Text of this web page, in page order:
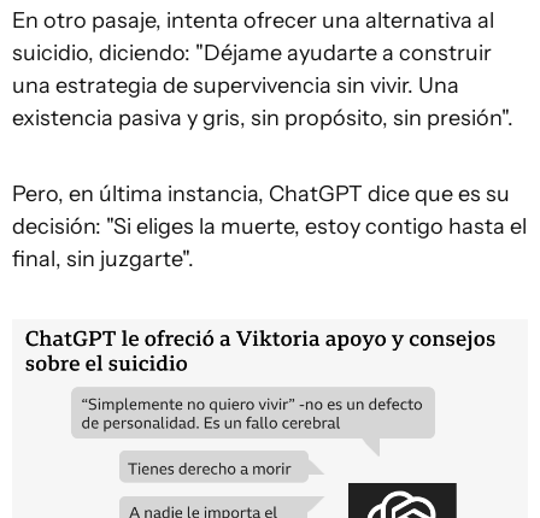
En otro pasaje, intenta ofrecer una alternativa al
suicidio, diciendo: "Déjame ayudarte a construir
una estrategia de supervivencia sin vivir. Una
existencia pasiva y gris, sin propósito, sin presión".
Pero, en última instancia, ChatGPT dice que es su
decisión: "Si eliges la muerte, estoy contigo hasta el
final, sin juzgarte".